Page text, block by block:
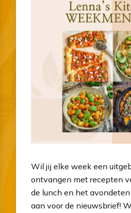
Wil jij elke week een
ontvangen met recepten
de lunch en het
aan voor de nieuwsbrief!